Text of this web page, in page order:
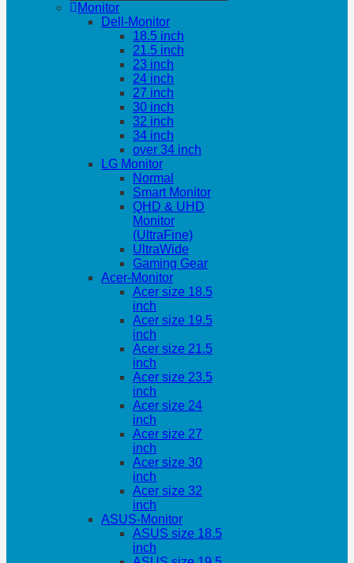
Monitor
Dell-Monitor
18.5 inch
21.5 inch
23 inch
24 inch
27 inch
30 inch
32 inch
34 inch
over 34 inch
LG Monitor
Normal
Smart Monitor
QHD & UHD
Monitor
(UltraFine)
UltraWide
Gaming Gear
Acer-Monitor
Acer size 18.5
inch
Acer size 19.5
inch
Acer size 21.5
inch
Acer size 23.5
inch
Acer size 24
inch
Acer size 27
inch
Acer size 30
inch
Acer size 32
inch
ASUS-Monitor
ASUS size 18.5
inch